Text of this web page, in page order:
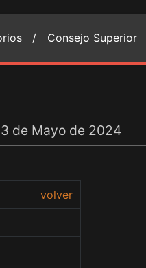
/ Consejo
de Mayo de 2024
volver